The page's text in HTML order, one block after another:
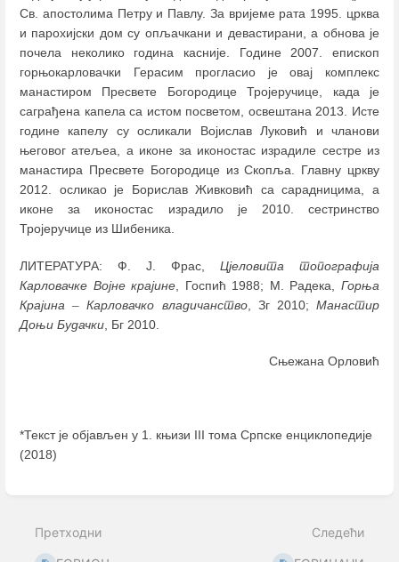
Св. апостолима Петру и Павлу. За вријеме рата 1995. црква
и парохијски дом су опљачкани и девастирани, а обнова је
почела неколико година касније. Године 2007. епископ
горњокарловачки Герасим прогласио је овај комплекс
манастиром Пресвете Богородице Тројеручице, када је
саграђена капела са истом посветом, освештана 2013. Исте
године капелу су осликали Војислав Луковић и чланови
његовог атељеа, а иконе за иконостас израдиле сестре из
манастира Пресвете Богородице из Скопља. Главну цркву
2012. осликао је Борислав Живковић са сарадницима, а
иконе за иконостас израдило је 2010. сестринство
Тројеручице из Шибеника.
ЛИТЕРАТУРA: Ф. J. Фрас, Цјеловита топографија
Карловачке Војне крајине , Госпић 1988; М. Радека,Горња
Крајина– Карловачко владичанство, Зг 2010;Манастир
Доњи Будачки , Бг 2010.
Сњежана Орловић
*Текст је објављен у 1. књизи III тома Српске енциклопедије
(2018)
mode
Претходни Следећи